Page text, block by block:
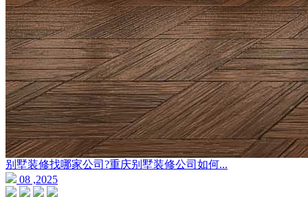
别墅装修找哪家公司?重庆别墅装修公司如何...
08 ,2025